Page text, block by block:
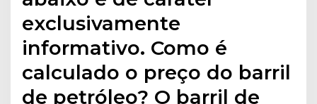
exclusivamente
informativo. Como é
calculado o preço do barril
de petróleo? O barril de